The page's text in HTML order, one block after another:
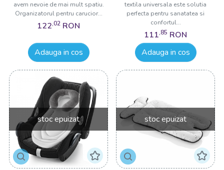
cumpărături. Echipa noastră pasionată este mereu pregătită
să vă ofere sfaturi și asistență pentru a vă asigura că alegeți
cele mai bune produse potrivite pentru nevoile familiei
dumneavoastră.
Explorați acum colecția noastră diversă de
carucioare, scaune auto și triciclete și
transformați fiecare moment într-o aventură
minunată alături de micuțul dumneavoastră!
avem nevoie de mai mult spatiu.
Organizatorul pentru carucior...
122,02 RON
Adauga in cos
textila universala este solutia
perfecta pentru sanatatea si
confortul...
111,85 RON
Adauga in cos
stoc epuizat stoc epuizat